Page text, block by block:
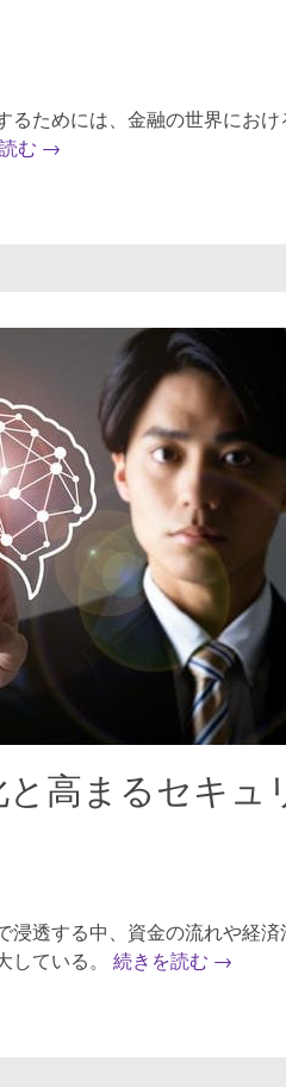
るためには、金融の世界にお
む →
高まるセキュ
浸透する中、資金の流れや経
している。 続きを読む →